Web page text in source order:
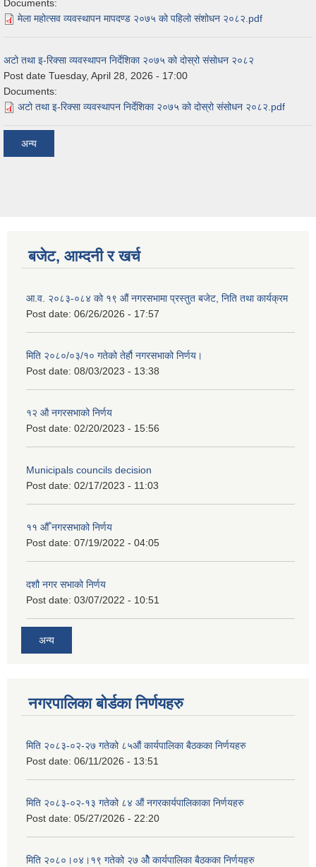
Documents:
मेला महोत्सव व्यवस्थापन मापदण्ड २०७५ को पहिलो संशोधन २०८२.pdf
अटो तथा इ-रिक्सा व्यवस्थापन निर्देशिका २०७५ को दोस्रो संसोधन २०८२
Post date Tuesday, April 28, 2026 - 17:00
Documents:
अटो तथा इ-रिक्सा व्यवस्थापन निर्देशिका २०७५ को दोस्रो संसोधन २०८२.pdf
अन्य
बजेट, आम्दनी र खर्च
आ.व. २०८३-०८४ को १९ औं नगरसभामा प्रस्तुत बजेट, निति तथा कार्यक्रम
Post date: 06/26/2026 - 17:57
मिति २०८०/०३/१० गतेको तेर्हौ नगरसभाको निर्णय।
Post date: 08/03/2023 - 13:38
१२ औ नगरसभाको निर्णय
Post date: 02/20/2023 - 15:56
Municipals councils decision
Post date: 02/17/2023 - 11:03
११ ‌औँ नगरसभाको निर्णय
Post date: 07/19/2022 - 04:05
दशौ नगर सभाको निर्णय
Post date: 03/07/2022 - 10:51
अन्य
नगरपालिका बोर्डका निर्णयहरु
मिति २०८३-०२-२७ गतेको ८५औं कार्यपालिका बैठकका निर्णयहरु
Post date: 06/11/2026 - 13:51
मिति २०८३-०२-१३ गतेको ८४ औं नगरकार्यपालिकाका निर्णयहरु
Post date: 05/27/2026 - 22:20
मिति २०८०।०४।१९ गतेको २७ ‌‍‌ओेै कार्यपालिका बैठकका निर्णयहरु